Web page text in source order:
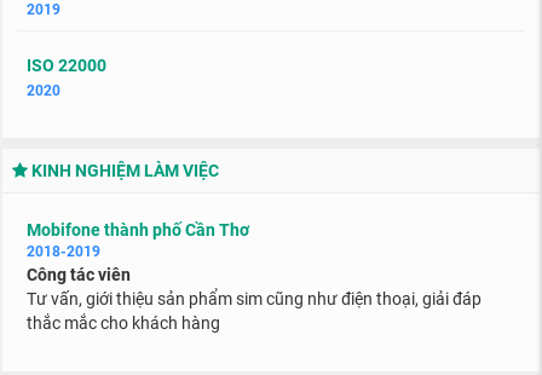
2019
ISO 22000
2020
KINH NGHIỆM LÀM VIỆC
Mobifone thành phố Cần Thơ
2018-2019
Công tác viên
Tư vấn, giới thiệu sản phẩm sim cũng như điện thoại, giải đáp
thắc mắc cho khách hàng